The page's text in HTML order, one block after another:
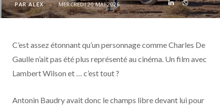
o t
r
)
r
m
e d l
u
PAR ALEX MERCREDI 20 MAI 2026
C’est assez étonnant qu’un personnage comme Charles De
Gaulle n’ait pas été plus représenté au cinéma. Un film avec
Lambert Wilson et … c’est tout ?
Antonin Baudry avait donc le champs libre devant lui pour